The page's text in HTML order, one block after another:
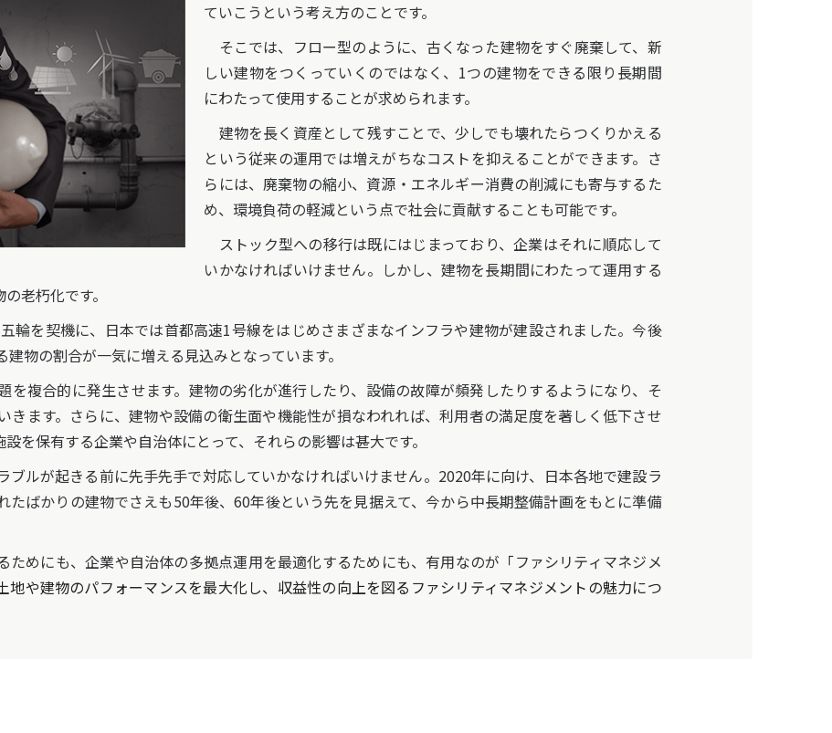
ていこうという考え方のことです。
そこでは、フロー型のように、古くなった建物をすぐ廃棄して、新
しい建物をつくっていくのではなく、1つの建物をできる限り長期間
にわたって使用することが求められます。
建物を長く資産として残すことで、少しでも壊れたらつくりかえる
という従来の運用では増えがちなコストを抑えることができます。さ
らには、廃棄物の縮小、資源・エネルギー消費の削減にも寄与するた
め、環境負荷の軽減という点で社会に貢献することも可能です。
ストック型への移行は既にはじまっており、企業はそれに順応して
いかなければいけません。しかし、建物を長期間にわたって運用する
老朽化です。
輪を契機に、日本では首都高速1号線をはじめさまざまなインフラや建物が建設されました。今後
物の割合が一気に増える見込みとなっています。
複合的に発生させます。建物の劣化が進行したり、設備の故障が頻発したりするようになり、そ
きます。さらに、建物や設備の衛生面や機能性が損なわれれば、利用者の満足度を著しく低下させ
を保有する企業や自治体にとって、それらの影響は甚大です。
ルが起きる前に先手先手で対応していかなければいけません。2020年に向け、日本各地で建設ラ
たばかりの建物でさえも50年後、60年後という先を見据えて、今から中長期整備計画をもとに準備
めにも、企業や自治体の多拠点運用を最適化するためにも、有用なのが「ファシリティマネジメ
地や建物のパフォーマンスを最大化し、収益性の向上を図るファシリティマネジメントの魅力につ